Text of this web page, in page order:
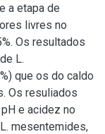
a etapa de
livres no
Os resultados
L.
que os do caldo
Os resuliados
e acidez no
mesentemides,